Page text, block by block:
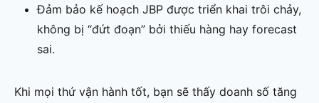
Đảm bảo kế hoạch JBP được triển khai trôi chảy,
không bị “đứt đoạn” bởi thiếu hàng hay forecast
sai.
Khi mọi thứ vận hành tốt, bạn sẽ thấy doanh số tăng